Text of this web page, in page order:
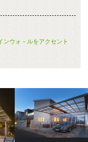
ンウォ－ルをアクセント